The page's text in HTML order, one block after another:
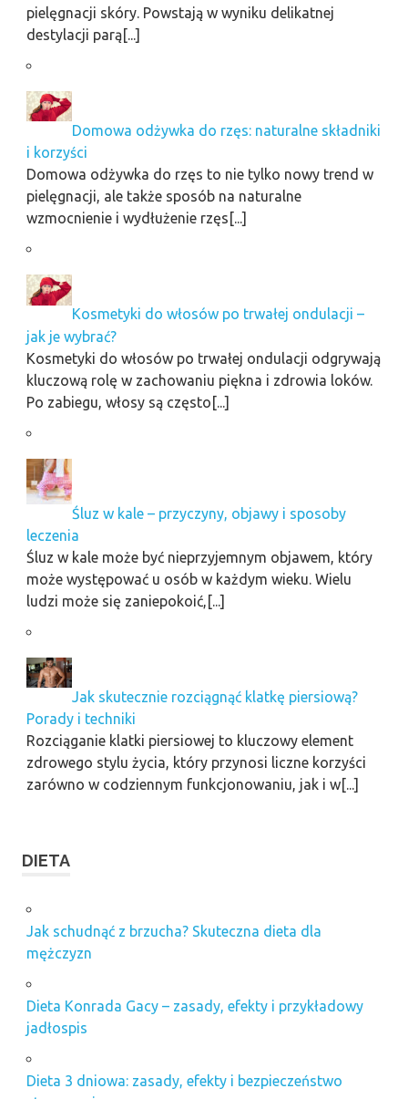
pielęgnacji skóry. Powstają w wyniku delikatnej
destylacji parą[...]
Domowa odżywka do rzęs: naturalne składniki
i korzyści
Domowa odżywka do rzęs to nie tylko nowy trend w
pielęgnacji, ale także sposób na naturalne
wzmocnienie i wydłużenie rzęs[...]
Kosmetyki do włosów po trwałej ondulacji –
jak je wybrać?
Kosmetyki do włosów po trwałej ondulacji odgrywają
kluczową rolę w zachowaniu piękna i zdrowia loków.
Po zabiegu, włosy są często[...]
Śluz w kale – przyczyny, objawy i sposoby
leczenia
Śluz w kale może być nieprzyjemnym objawem, który
może występować u osób w każdym wieku. Wielu
ludzi może się zaniepokoić,[...]
Jak skutecznie rozciągnąć klatkę piersiową?
Porady i techniki
Rozciąganie klatki piersiowej to kluczowy element
zdrowego stylu życia, który przynosi liczne korzyści
zarówno w codziennym funkcjonowaniu, jak i w[...]
DIETA
Jak schudnąć z brzucha? Skuteczna dieta dla
mężczyzn
Dieta Konrada Gacy – zasady, efekty i przykładowy
jadłospis
Dieta 3 dniowa: zasady, efekty i bezpieczeństwo